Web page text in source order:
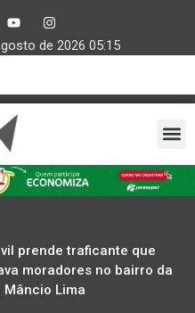
de 2026 05:15
prende traficante que
moradores no bairro da
Mâncio Lima